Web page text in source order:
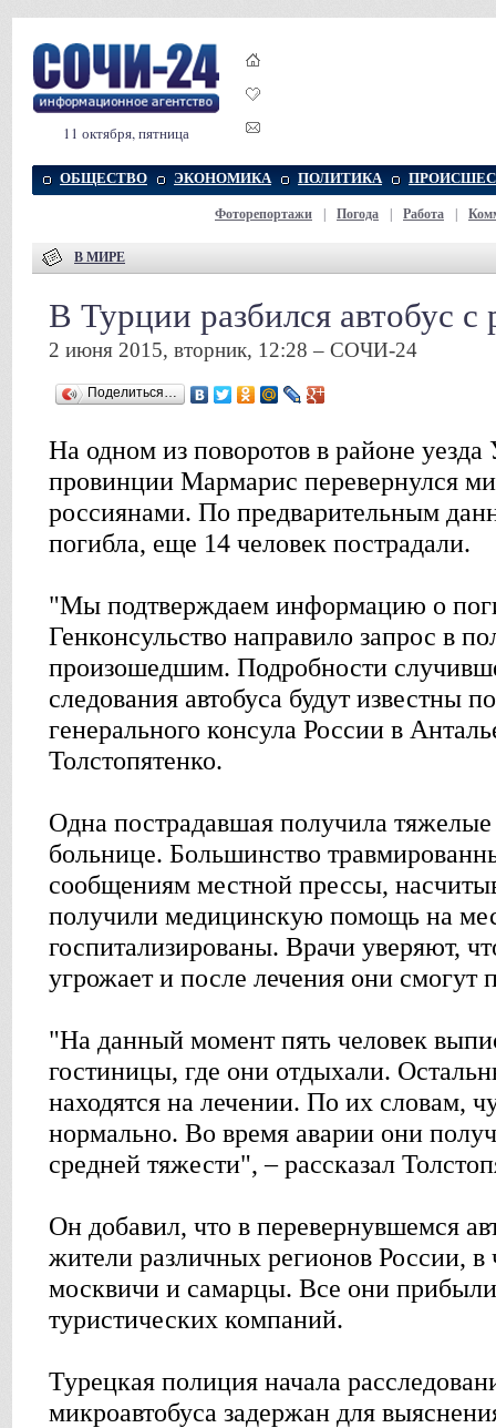
11 октября, пятница
ОБЩЕСТВО ЭКОНОМИКА ПОЛИТИКА
Фоторепортажи Погода Работа
В МИРЕ
В Турции разбился автобус с
2 июня 2015, вторник, 12:28 – СОЧИ-24
Поделиться…
На одном из поворотов в районе уезда
провинции Мармарис перевернулся
россиянами. По предварительным
погибла, еще 14 человек пострадали.
"Мы подтверждаем информацию о
Генконсульство направило запрос в
произошедшим. Подробности
следования автобуса будут известны
генерального консула России в
Толстопятенко.
Одна пострадавшая получила
больнице. Большинство
сообщениям местной прессы,
получили медицинскую помощь на
госпитализированы. Врачи уверяют,
угрожает и после лечения они смогут
"На данный момент пять человек
гостиницы, где они отдыхали.
находятся на лечении. По их словам,
нормально. Во время аварии они
средней тяжести", – рассказал
Он добавил, что в перевернувшемся
жители различных регионов России, в
москвичи и самарцы. Все они
туристических компаний.
Турецкая полиция начала
микроавтобуса задержан для